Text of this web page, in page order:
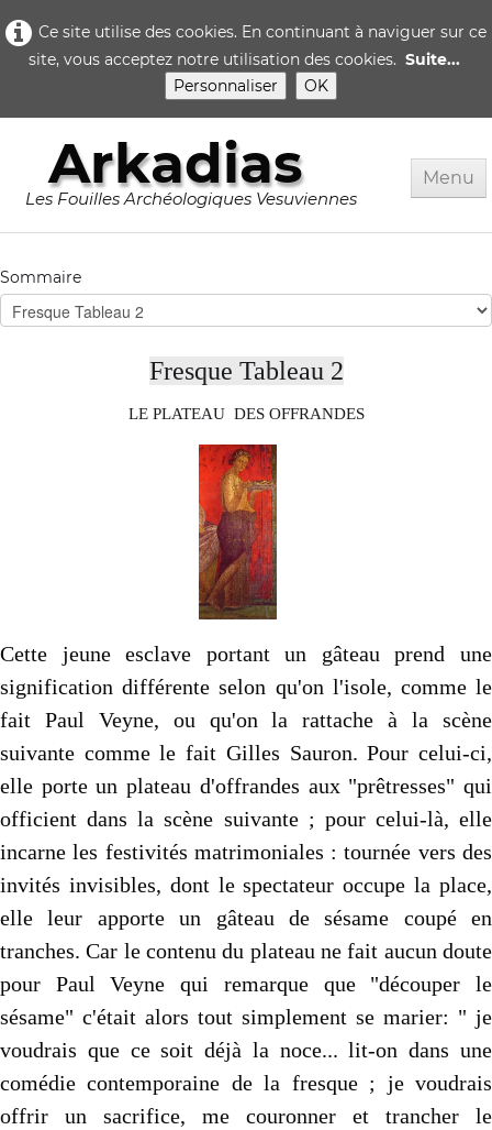
Ce site utilise des cookies. En continuant à naviguer sur ce
site, vous acceptez notre utilisation des cookies. Suite...
Personnaliser
OK
Arkadias
Les Fouilles Archéologiques Vesuviennes
Menu
Rome
Sommaire
Fresque Tableau 2
LE PLATEAU DES OFFRANDES
Cette jeune esclave portant un gâteau prend une
signification différente selon qu'on l'isole, comme le
fait Paul Veyne, ou qu'on la rattache à la scène
suivante comme le fait Gilles Sauron. Pour celui-ci,
elle porte un plateau d'offrandes aux "prêtresses" qui
officient dans la scène suivante ; pour celui-là, elle
incarne les festivités matrimoniales : tournée vers des
invités invisibles, dont le spectateur occupe la place,
elle leur apporte un gâteau de sésame coupé en
tranches. Car le contenu du plateau ne fait aucun doute
pour Paul Veyne qui remarque que "découper le
sésame" c'était alors tout simplement se marier: " je
voudrais que ce soit déjà la noce... lit-on dans une
comédie contemporaine de la fresque ; je voudrais
offrir un sacrifice, me couronner et trancher le